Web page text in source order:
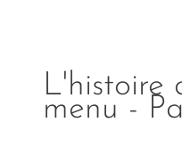
L'histoire
menu -